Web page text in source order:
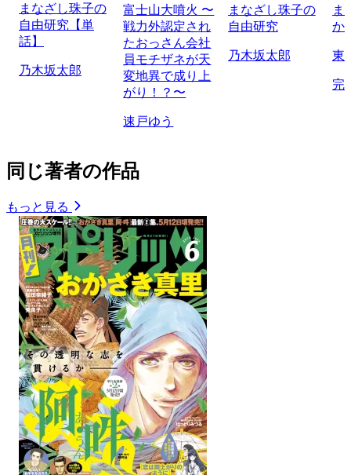
まなざし珠子の
自由研究【単
話】
乃木坂太郎
富士山大噴火 〜
戦力外認定され
たおっさん会社
員モチザネが天
変地異で成り上
がり！？〜
速戸ゆう
まなざし珠子の
自由研究
乃木坂太郎
ま
か
東
完
同じ著者の作品
もっと見る